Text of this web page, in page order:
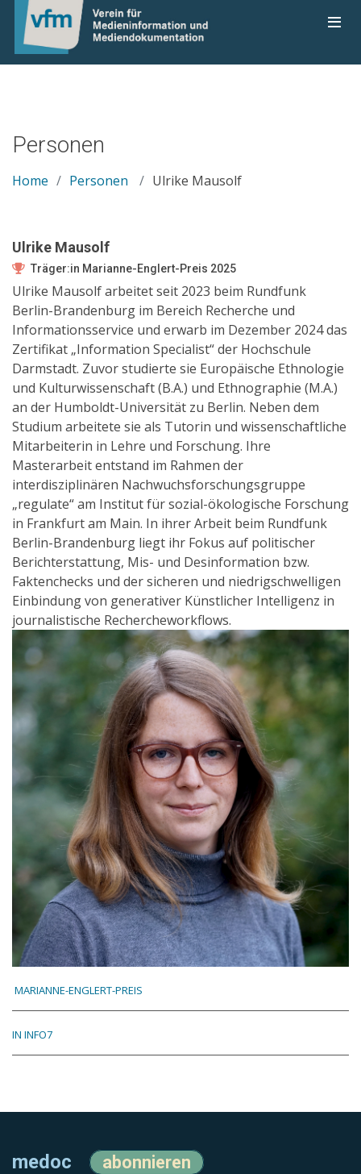
Personen
Home Personen Ulrike Mausolf
Ulrike Mausolf
Träger:in Marianne-Englert-Preis 2025
Ulrike Mausolf arbeitet seit 2023 beim Rundfunk
Berlin-Brandenburg im Bereich Recherche und
Informationsservice und erwarb im Dezember 2024 das
Zertifikat „Information Specialist“ der Hochschule
Darmstadt. Zuvor studierte sie Europäische Ethnologie
und Kulturwissenschaft (B.A.) und Ethnographie (M.A.)
an der Humboldt-Universität zu Berlin. Neben dem
Studium arbeitete sie als Tutorin und wissenschaftliche
Mitarbeiterin in Lehre und Forschung. Ihre
Masterarbeit entstand im Rahmen der
interdisziplinären Nachwuchsforschungsgruppe
„regulate“ am Institut für sozial-ökologische Forschung
in Frankfurt am Main. In ihrer Arbeit beim Rundfunk
Berlin-Brandenburg liegt ihr Fokus auf politischer
Berichterstattung, Mis- und Desinformation bzw.
Faktenchecks und der sicheren und niedrigschwelligen
Einbindung von generativer Künstlicher Intelligenz in
journalistische Rechercheworkflows.
MARIANNE-ENGLERT-PREIS
IN INFO7
medoc abonnieren